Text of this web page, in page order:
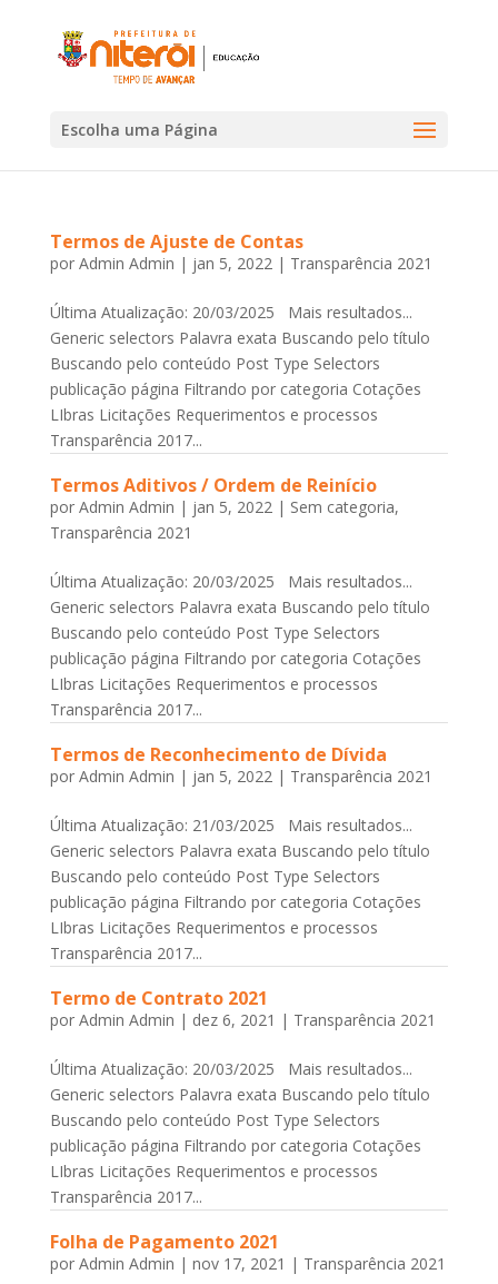
Escolha uma Página
Termos de Ajuste de Contas
por Admin Admin | jan 5, 2022| Transparência 2021
Última Atualização: 20/03/2025 Mais resultados...
Generic selectors Palavra exata Buscando pelo título
Buscando pelo conteúdo Post Type Selectors
publicação página Filtrando por categoria Cotações
LIbras Licitações Requerimentos e processos
Transparência 2017...
Termos Aditivos / Ordem de Reinício
por Admin Admin | jan 5, 2022| Sem categoria,
Transparência 2021
Última Atualização: 20/03/2025 Mais resultados...
Generic selectors Palavra exata Buscando pelo título
Buscando pelo conteúdo Post Type Selectors
publicação página Filtrando por categoria Cotações
LIbras Licitações Requerimentos e processos
Transparência 2017...
Termos de Reconhecimento de Dívida
por Admin Admin | jan 5, 2022| Transparência 2021
Última Atualização: 21/03/2025 Mais resultados...
Generic selectors Palavra exata Buscando pelo título
Buscando pelo conteúdo Post Type Selectors
publicação página Filtrando por categoria Cotações
LIbras Licitações Requerimentos e processos
Transparência 2017...
Termo de Contrato 2021
por Admin Admin | dez 6, 2021 | Transparência 2021
Última Atualização: 20/03/2025 Mais resultados...
Generic selectors Palavra exata Buscando pelo título
Buscando pelo conteúdo Post Type Selectors
publicação página Filtrando por categoria Cotações
LIbras Licitações Requerimentos e processos
Transparência 2017...
Folha de Pagamento 2021
por Admin Admin | nov 17, 2021 | Transparência 2021